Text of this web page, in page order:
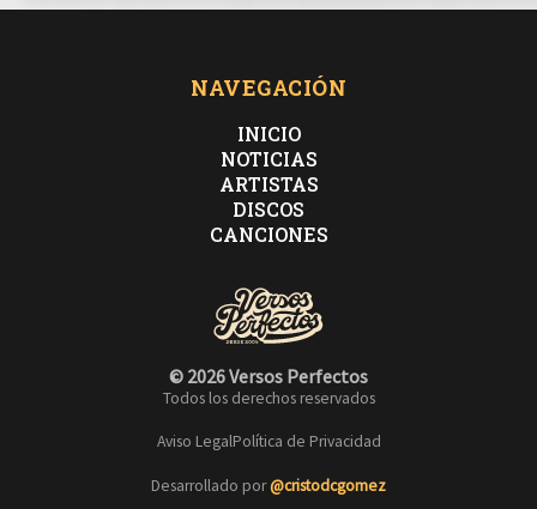
NAVEGACIÓN
INICIO
NOTICIAS
ARTISTAS
DISCOS
CANCIONES
© 2026 Versos Perfectos
Todos los derechos reservados
Aviso LegalPolítica de Privacidad
Desarrollado por@cristodcgomez